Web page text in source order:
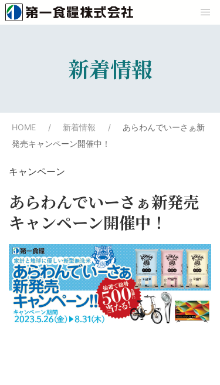
新着情報
HOME 新着情報
あらわんでいーさぁ新
発売キャンペーン開催中！
キャンペーン
あらわんでいーさぁ新発売
キャンペーン開催中！